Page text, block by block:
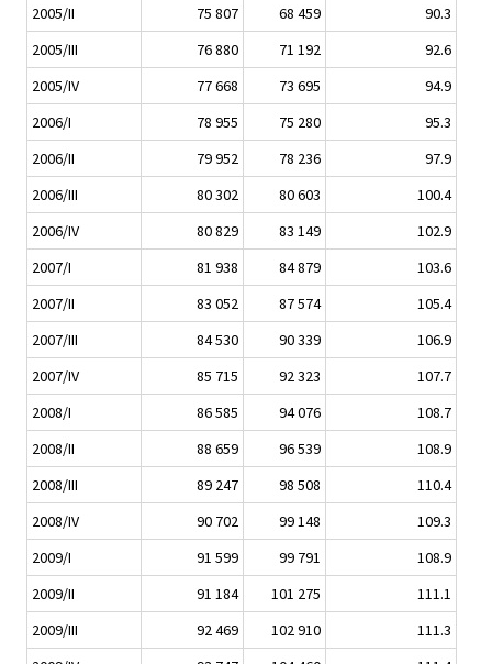
2005/II
75 807 68 459
90.3
2005/III
76 880 71 192
92.6
2005/IV
77 668 73 695
94.9
2006/I
78 955 75 280
95.3
2006/II
79 952 78 236
97.9
2006/III
80 302 80 603
100.4
2006/IV
80 829 83 149
102.9
2007/I
81 938 84 879
103.6
2007/II
83 052 87 574
105.4
2007/III
84 530 90 339
106.9
2007/IV
85 715 92 323
107.7
2008/I
86 585 94 076
108.7
2008/II
88 659 96 539
108.9
2008/III
89 247 98 508
110.4
2008/IV
90 702 99 148
109.3
2009/I
91 599 99 791
108.9
2009/II
91 184 101 275
111.1
2009/III
92 469 102 910
111.3